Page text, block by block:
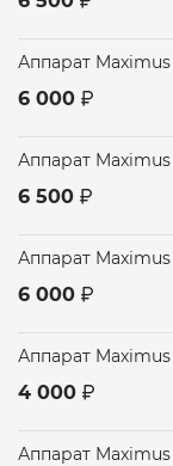
Аппарат
6 000
Аппарат
6 500
Аппарат
6 000
Аппарат
4 000
Аппарат